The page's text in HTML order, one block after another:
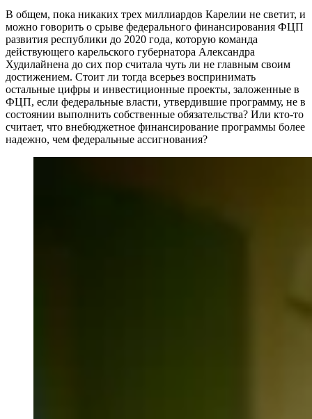
В общем, пока никаких трех миллиардов Карелии не светит, и
можно говорить о срыве федерального финансирования ФЦП
развития республики до 2020 года, которую команда
действующего карельского губернатора Александра
Худилайнена до сих пор считала чуть ли не главным своим
достижением. Стоит ли тогда всерьез воспринимать
остальные цифры и инвестиционные проекты, заложенные в
ФЦП, если федеральные власти, утвердившие программу, не в
состоянии выполнить собственные обязательства? Или кто-то
считает, что внебюджетное финансирование программы более
надежно, чем федеральные ассигнования?